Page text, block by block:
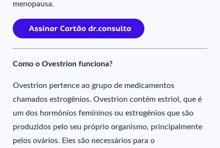
menopausa.
Como o Ovestrion funciona?
Ovestrion pertence ao grupo de medicamentos
chamados estrogênios. Ovestrion contém estriol, que é
um dos hormônios femininos ou estrogênios que são
produzidos pelo seu próprio organismo, principalmente
pelos ovários. Eles são necessários para o